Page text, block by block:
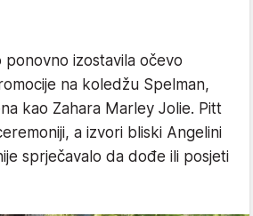
ponovno izostavila očevo
na koledžu Spelman,
kao Zahara Marley Jolie. Pitt
a izvori bliski Angelini
sprječavalo da dođe ili posjeti